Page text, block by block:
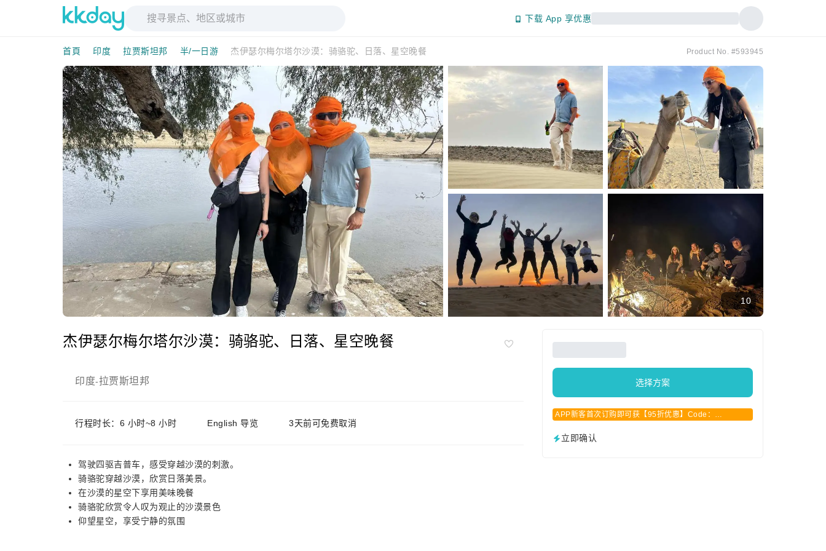
下载 App 享优惠
首頁 印度 拉贾斯坦邦 半/一日游 杰伊瑟尔梅尔塔尔沙漠：骑骆驼、日落、星空晚餐 Product No. #593945
10
杰伊瑟尔梅尔塔尔沙漠：骑骆驼、日落、星空晚餐
印度-拉贾斯坦邦
行程时长：6 小时~8 小时 English 导览 3天前可免费取消
驾驶四驱吉普车，感受穿越沙漠的刺激。
骑骆驼穿越沙漠，欣赏日落美景。
在沙漠的星空下享用美味晚餐
骑骆驼欣赏令人叹为观止的沙漠景色
仰望星空，享受宁静的氛围
选择方案
APP新客首次订购即可获【95折优惠】Code：
立即确认